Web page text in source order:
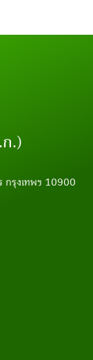
.)
กรุงเทพฯ 10900